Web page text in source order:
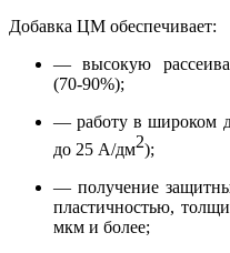
Добавка ЦМ обеспечивает:
— высокую
(70-90%);
— работу в широком
до 25 А/дм2);
— получение
пластичностью,
мкм и более;